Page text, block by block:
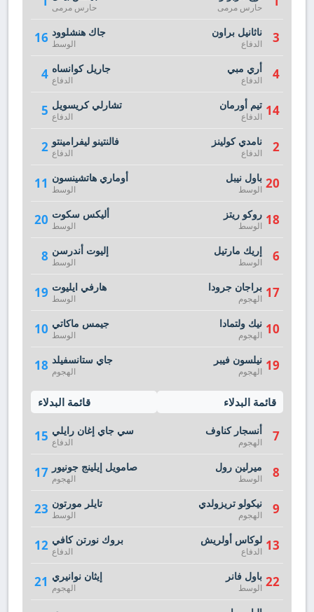
حارس مرمى
16 جاك هنشلوود
الوسط
4 جاريل كوانساه
الدفاع
5 تشارلي كريسويل
الدفاع
2 فالنتينو ليفرامينتو
الدفاع
11 أوماري هاتشينسون
الوسط
20 أليكس سكوت
الوسط
8 إليوت أندرسن
الوسط
19 هارفي ايليوت
الوسط
10 جيمس ماكاتي
الوسط
18 جاي ستانسفيلد
الهجوم
قائمة البدلاء
15 سي جاي إغان رايلي
الدفاع
17 صامويل إيلينج جونيور
الهجوم
23 تايلر مورتون
الوسط
12 بروك نورتن كافي
الدفاع
21 إيثان نوانيري
الهجوم
حارس مرمى
3 ناثانيل براون
الدفاع
4 أري مبي
الدفاع
14 تيم أورمان
الدفاع
2 نامدي كولينز
الدفاع
20 باول نيبل
الوسط
18 روكو ريتز
الوسط
6 إريك مارتيل
الوسط
17 براجان جرودا
الهجوم
10 نيك ولتمادا
الهجوم
19 نيلسون فيبر
الهجوم
قائمة البدلاء
7 أنسجار كناوف
الهجوم
8 ميرلين رول
الوسط
9 نيكولو تريزولدي
الهجوم
13 لوكاس أولريش
الدفاع
22 باول فانر
الوسط